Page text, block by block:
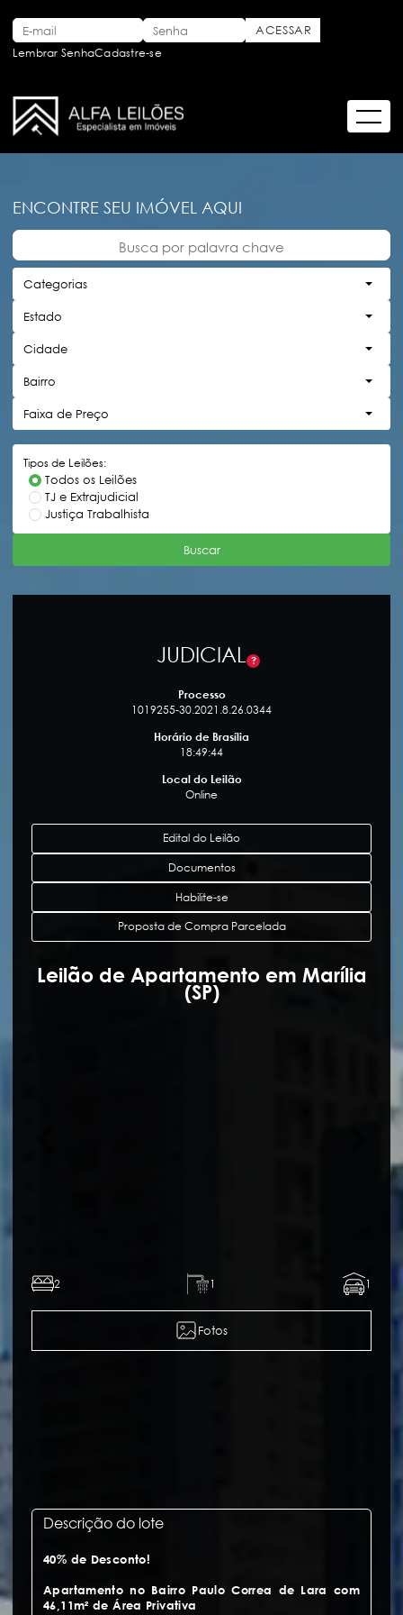
Lembrar SenhaCadastre-se
ENCONTRE SEU IMÓVEL AQUI
Categorias
Estado
Cidade
Bairro
Faixa de Preço
Tipos de Leilões:
Todos os Leilões
TJ e Extrajudicial
Justiça Trabalhista
Buscar
JUDICIAL ?
Processo
1019255-30.2021.8.26.0344
Horário de Brasília
18:49:44
Local do Leilão
Online
Edital do Leilão
Documentos
Habilite-se
Proposta de Compra Parcelada
Leilão de Apartamento em Marília
(SP)
2 1 1
Fotos
Descrição do lote
40% de Desconto!
Apartamento no Bairro Paulo Correa de Lara com
46,11m² de Área Privativa